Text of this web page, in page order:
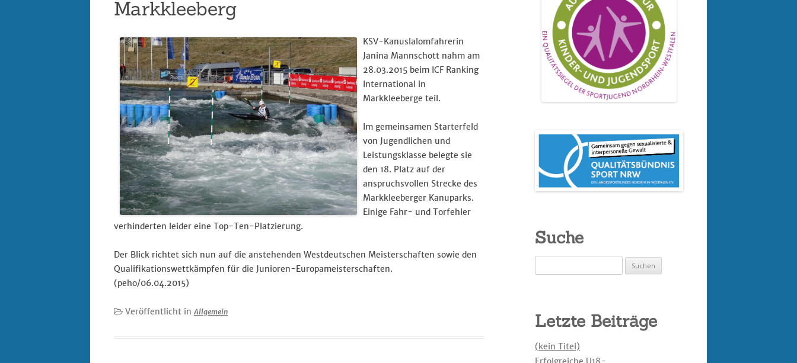
Datenschutz
Digitalisierung im Breitensport
– REACT
Impressum
Stand Up Paddling
Trainingszeiten
Termine
Markkleeberg
KSV-Kanuslalomfahrerin
Janina Mannschott nahm am
28.03.2015 beim ICF Ranking
International in
Markkleeberge teil.
Im gemeinsamen Starterfeld
von Jugendlichen und
Leistungsklasse belegte sie
den 18. Platz auf der
anspruchsvollen Strecke des
Markkleeberger Kanuparks.
Einige Fahr- und Torfehler
verhinderten leider eine Top-Ten-Platzierung.
Der Blick richtet sich nun auf die anstehenden Westdeutschen Meisterschaften sowie den
Qualifikationswettkämpfen für die Junioren-Europameisterschaften.
(peho/06.04.2015)
Veröffentlicht inAllgemein
Suche
nach:
Letzte Beiträge
(kein Titel)